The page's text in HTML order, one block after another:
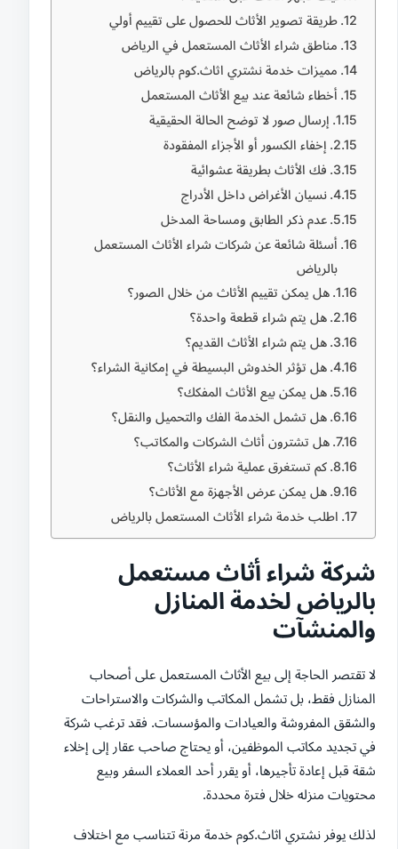
طريقة تصوير الأثاث للحصول على تقييم أولي
مناطق شراء الأثاث المستعمل في الرياض
مميزات خدمة نشتري اثاث.كوم بالرياض
أخطاء شائعة عند بيع الأثاث المستعمل
إرسال صور لا توضح الحالة الحقيقية
إخفاء الكسور أو الأجزاء المفقودة
فك الأثاث بطريقة عشوائية
نسيان الأغراض داخل الأدراج
عدم ذكر الطابق ومساحة المدخل
أسئلة شائعة عن شركات شراء الأثاث المستعمل
بالرياض
هل يمكن تقييم الأثاث من خلال الصور؟
هل يتم شراء قطعة واحدة؟
هل يتم شراء الأثاث القديم؟
هل تؤثر الخدوش البسيطة في إمكانية الشراء؟
هل يمكن بيع الأثاث المفكك؟
هل تشمل الخدمة الفك والتحميل والنقل؟
هل تشترون أثاث الشركات والمكاتب؟
كم تستغرق عملية شراء الأثاث؟
هل يمكن عرض الأجهزة مع الأثاث؟
اطلب خدمة شراء الأثاث المستعمل بالرياض
شركة شراء أثاث مستعمل
بالرياض لخدمة المنازل
والمنشآت
لا تقتصر الحاجة إلى بيع الأثاث المستعمل على أصحاب
المنازل فقط، بل تشمل المكاتب والشركات والاستراحات
والشقق المفروشة والعيادات والمؤسسات. فقد ترغب شركة
في تجديد مكاتب الموظفين، أو يحتاج صاحب عقار إلى إخلاء
شقة قبل إعادة تأجيرها، أو يقرر أحد العملاء السفر وبيع
محتويات منزله خلال فترة محددة.
لذلك يوفر نشتري اثاث.كوم خدمة مرنة تتناسب مع اختلاف